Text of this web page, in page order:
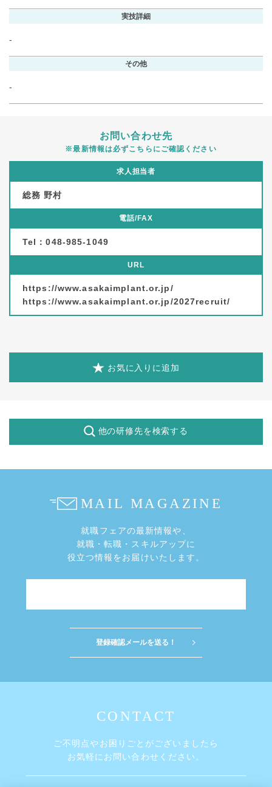
実技詳細
-
その他
-
お問い合わせ先
※最新情報は必ずこちらにご確認ください
求人担当者
総務 野村
電話/FAX
Tel：048-985-1049
URL
https://www.asakaimplant.or.jp/
https://www.asakaimplant.or.jp/2027recruit/
お気に入りに追加
他の研修先を検索する
就職フェアの最新情報や、
就職・転職・スキルアップに
役立つ情報をお届けいたします。
ご不明点やお困りごとがございましたら
お気軽にお問い合わせください。